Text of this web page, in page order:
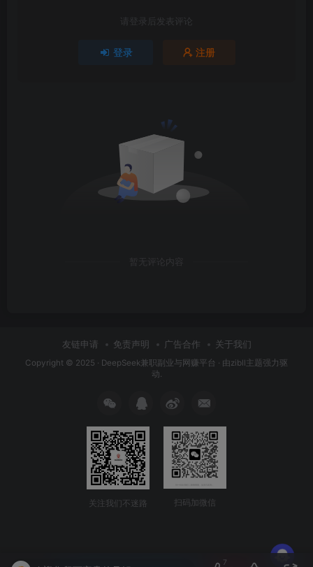
请登录后发表评论
登录 注册
暂无评论内容
友链申请 免责声明 广告合作 关于我们
Copyright © 2025 · DeepSeek兼职副业与网赚平台 · 由zibll主题强力驱
动.
关注我们不迷路 扫码加微信
7